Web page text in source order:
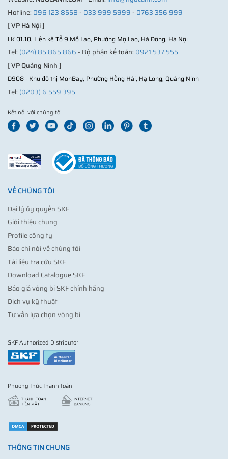
Hotline: 096 123 8558- 033 999 5999- 0763 356 999
[VP Hà Nội]
LK 01.10, Liền kề Tổ 9 Mỗ Lao, Phường Mộ Lao, Hà Đông, Hà Nội
Tel: (024) 85 865 866- Bộ phận kế toán: 0921 537 555
[VP Quảng Ninh]
D908 - Khu đô thị MonBay, Phường Hồng Hải, Hạ Long, Quảng Ninh
Tel: (0203) 6 559 395
Kết nối với chúng tôi
VỀ CHÚNG TÔI
Đại lý ủy quyền SKF
Giới thiệu chung
Profile công ty
Báo chí nói về chúng tôi
Tài liệu tra cứu SKF
Download Catalogue SKF
Báo giá vòng bi SKF chính hãng
Dịch vụ kỹ thuật
Tư vấn lựa chọn vòng bi
SKF Authorized Distributor
Phương thức thanh toán
THÔNG TIN CHUNG